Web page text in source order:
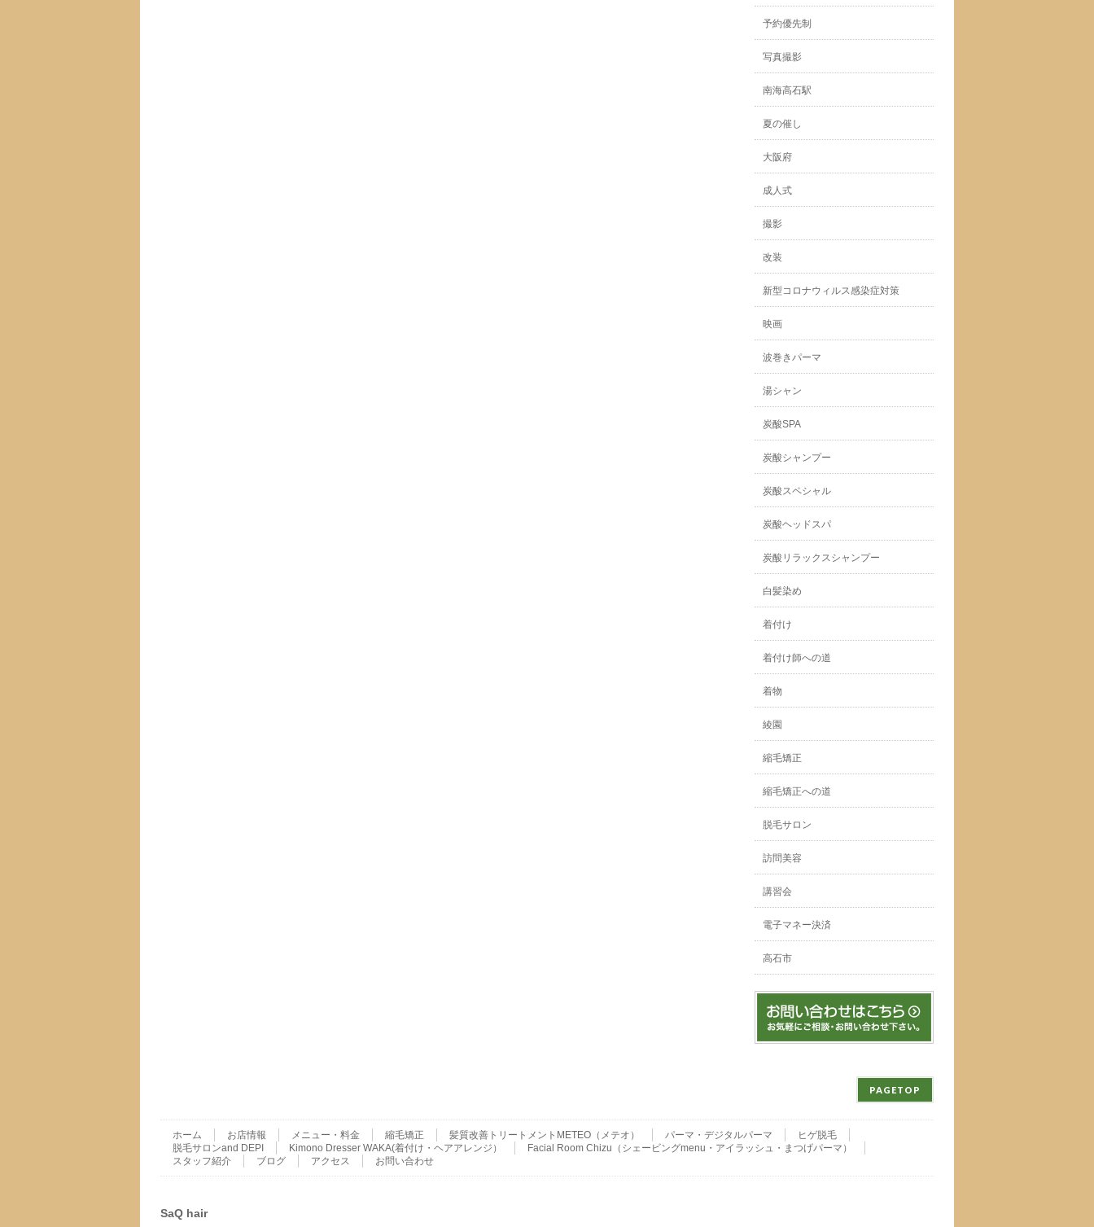
予約優先制
写真撮影
南海高石駅
夏の催し
大阪府
成人式
撮影
改装
新型コロナウィルス感染症対策
映画
波巻きパーマ
湯シャン
炭酸SPA
炭酸シャンプー
炭酸スペシャル
炭酸ヘッドスパ
炭酸リラックスシャンプー
白髪染め
着付け
着付け師への道
着物
綾園
縮毛矯正
縮毛矯正への道
脱毛サロン
訪問美容
講習会
電子マネー決済
高石市
PAGETOP
ホーム お店情報 メニュー・料金 縮毛矯正 髪質改善トリートメントMETEO（メテオ） パーマ・デジタルパーマ
ヒゲ脱毛
脱毛サロンand DEPI
Kimono Dresser WAKA(着付け・ヘアアレンジ）
Facial Room Chizu（シェービングmenu・アイラッシュ・まつげパーマ）
スタッフ紹介
ブログ アクセス お問い合わせ
SaQ hair